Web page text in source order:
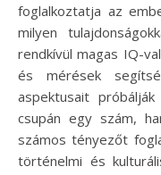
foglalkoztatja az
milyen
rendkívül magas IQ-
és mérések
aspektusait
csupán egy szám,
számos tényezőt
történelmi és